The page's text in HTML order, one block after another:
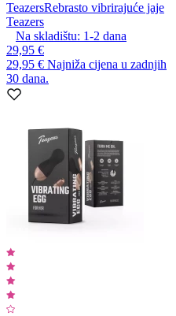
TeazersRebrasto vibrirajuće jaje
Teazers
Na skladištu: 1-2 dana
29,95 €
29,95 € Najniža cijena u zadnjih
30 dana.